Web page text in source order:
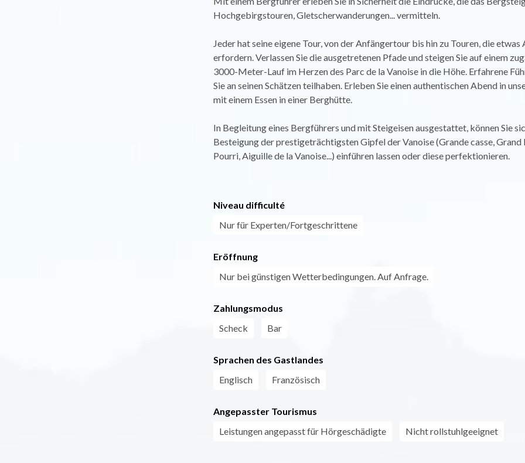
Hochgebirgstouren, Gletscherwanderungen... vermitteln.
Jeder hat seine eigene Tour, von der Anfängertour bis hin zu Touren, die etwas
erfordern. Verlassen Sie die ausgetretenen Pfade und steigen Sie auf einem
3000-Meter-Lauf im Herzen des Parc de la Vanoise in die Höhe. Erfahrene
Sie an seinen Schätzen teilhaben. Erleben Sie einen authentischen Abend in
mit einem Essen in einer Berghütte.
In Begleitung eines Bergführers und mit Steigeisen ausgestattet, können Sie
Besteigung der prestigeträchtigsten Gipfel der Vanoise (Grande casse,
Pourri, Aiguille de la Vanoise...) einführen lassen oder diese perfektionieren.
Niveau difficulté
Nur für Experten/Fortgeschrittene
Eröffnung
Nur bei günstigen Wetterbedingungen. Auf Anfrage.
Zahlungsmodus
Scheck
Bar
Sprachen des Gastlandes
Englisch
Französisch
Angepasster Tourismus
Leistungen angepasst für Hörgeschädigte
Nicht rollstuhlgeeignet